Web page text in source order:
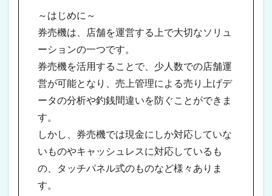
～はじめに～
券売機は、店舗を運営する上で大切なソリュ
ーションの一つです。
券売機を活用することで、少人数での店舗運
営が可能となり、売上管理による売り上げデ
ータの分析や釣銭間違いを防ぐことができま
す。
しかし、券売機では現金にしか対応していな
いものやキャッシュレスに対応しているも
の、タッチパネル式のものなど様々ありま
す。